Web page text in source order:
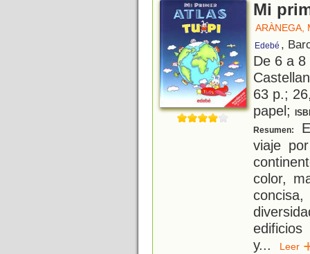
Mi
ARÀNEGA,
Edebé ,
De 6 a
63 p.;
papel;
Resumen:
viaje
color,
y...